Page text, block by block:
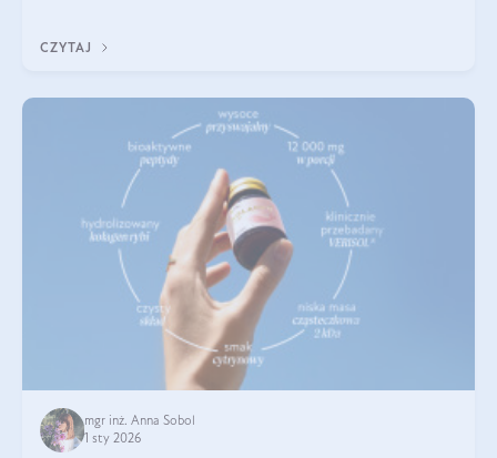
CZYTAJ
mgr inż. Anna Sobol
1 sty 2026